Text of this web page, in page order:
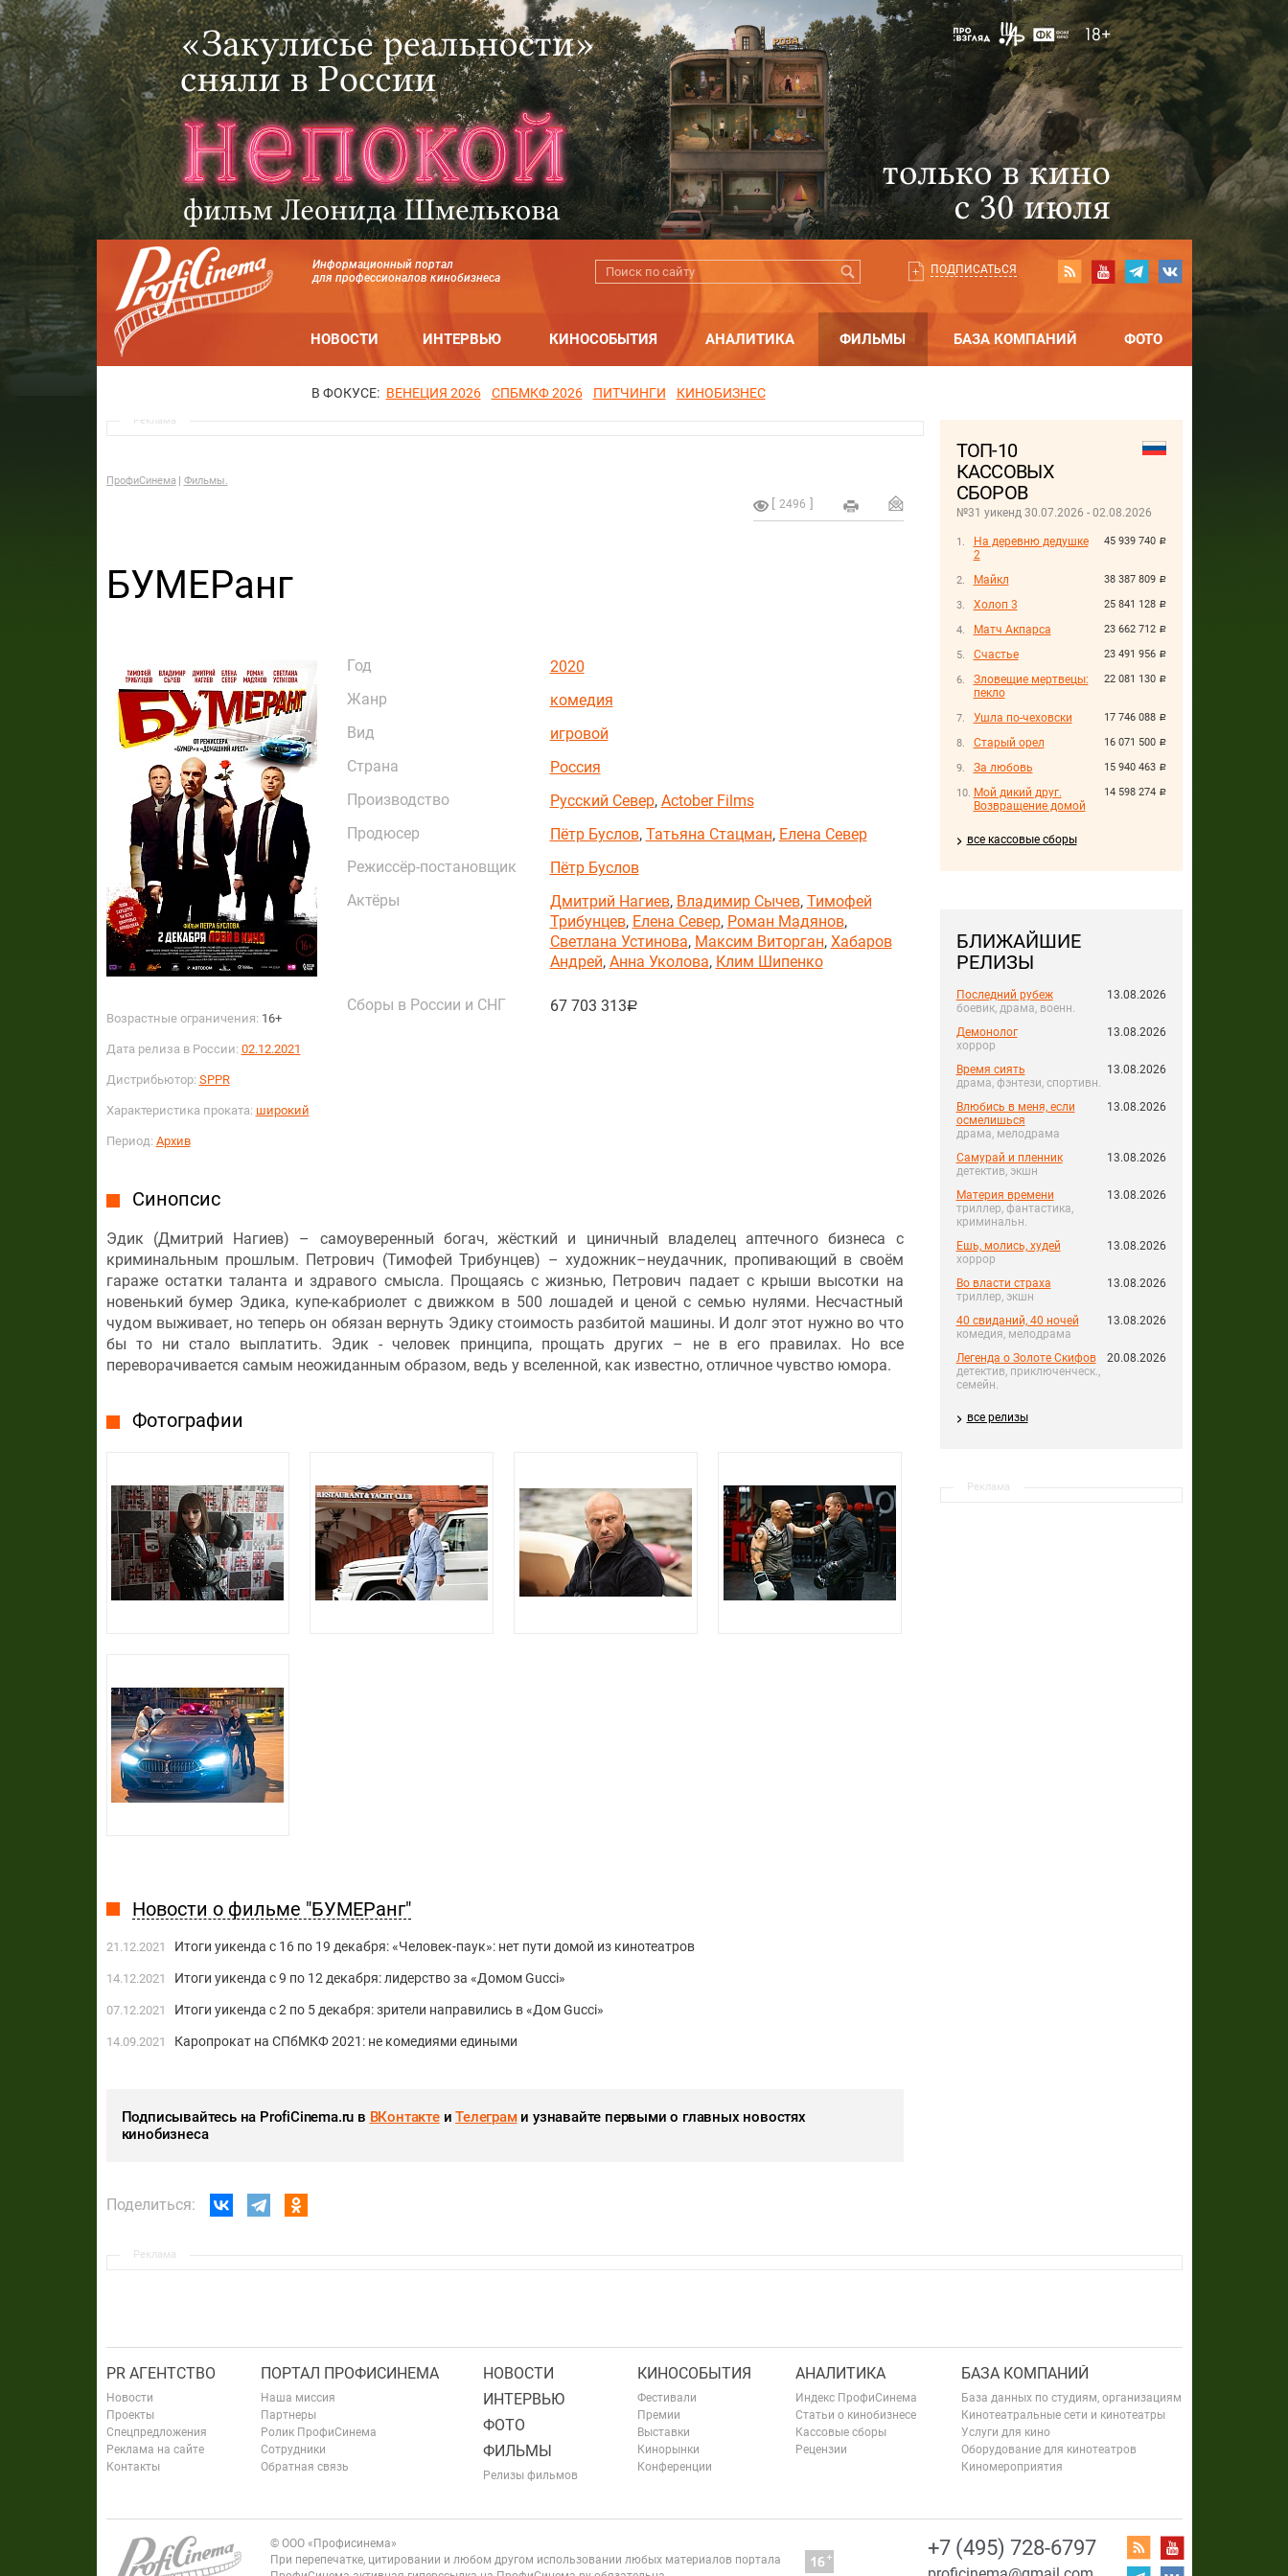
Информационный портал
для профессионалов кинобизнеса
ПОДПИСАТЬСЯ
НОВОСТИ ИНТЕРВЬЮ КИНОСОБЫТИЯ АНАЛИТИКА ФИЛЬМЫ БАЗА КОМПАНИЙ ФОТО
В ФОКУСЕ: ВЕНЕЦИЯ 2026 СПБМКФ 2026 ПИТЧИНГИ КИНОБИЗНЕС
ТОП-10
КАССОВЫХ
СБОРОВ
№31 уикенд 30.07.2026 - 02.08.2026
45 939 740 руб.
На деревню дедушке
2
38 387 809 руб.
Майкл
25 841 128 руб.
Холоп 3
23 662 712 руб.
Матч Акпарса
23 491 956 руб.
Счастье
22 081 130 руб.
Зловещие мертвецы:
пекло
17 746 088 руб.
Ушла по-чеховски
16 071 500 руб.
Старый орел
15 940 463 руб.
За любовь
14 598 274 руб.
Мой дикий друг.
Возвращение домой
все кассовые сборы
БЛИЖАЙШИЕ
РЕЛИЗЫ
Последний рубеж
боевик, драма, военн.
13.08.2026
Демонолог
хоррор
13.08.2026
Время сиять
драма, фэнтези, спортивн.
13.08.2026
Влюбись в меня, если
осмелишься
драма, мелодрама
13.08.2026
Самурай и пленник
детектив, экшн
13.08.2026
Материя времени
триллер, фантастика,
криминальн.
13.08.2026
Ешь, молись, худей
хоррор
13.08.2026
Во власти страха
триллер, экшн
13.08.2026
40 свиданий, 40 ночей
комедия, мелодрама
13.08.2026
Легенда о Золоте Скифов
детектив, приключенческ.,
семейн.
20.08.2026
все релизы
Реклама
Реклама
ПрофиСинема Фильмы.
2496
БУМЕРанг
Возрастные ограничения: 16+
Дата релиза в России: 02.12.2021
Дистрибьютор: SPPR
Характеристика проката: широкий
Период: Архив
Год
2020
Жанр
комедия
Вид
игровой
Страна
Россия
Производство
Русский Север, Actober Films
Продюсер
Пётр Буслов, Татьяна Стацман, Елена Север
Режиссёр-постановщик
Пётр Буслов
Актёры
Дмитрий Нагиев, Владимир Сычев, Тимофей
Трибунцев, Елена Север, Роман Мадянов,
Светлана Устинова, Максим Виторган, Хабаров
Андрей, Анна Уколова, Клим Шипенко
Сборы в России и СНГ 67 703 313руб.
Синопсис
Эдик (Дмитрий Нагиев) – самоуверенный богач, жёсткий и циничный владелец аптечного бизнеса с
криминальным прошлым. Петрович (Тимофей Трибунцев) – художник–неудачник, пропивающий в своём
гараже остатки таланта и здравого смысла. Прощаясь с жизнью, Петрович падает с крыши высотки на
новенький бумер Эдика, купе-кабриолет с движком в 500 лошадей и ценой с семью нулями. Несчастный
чудом выживает, но теперь он обязан вернуть Эдику стоимость разбитой машины. И долг этот нужно во что
бы то ни стало выплатить. Эдик - человек принципа, прощать других – не в его правилах. Но все
переворачивается самым неожиданным образом, ведь у вселенной, как известно, отличное чувство юмора.
Фотографии
Новости о фильме "БУМЕРанг"
21.12.2021 Итоги уикенда с 16 по 19 декабря: «Человек-паук»: нет пути домой из кинотеатров
14.12.2021 Итоги уикенда с 9 по 12 декабря: лидерство за «Домом Gucci»
07.12.2021 Итоги уикенда с 2 по 5 декабря: зрители направились в «Дом Gucci»
14.09.2021 Каропрокат на СПбМКФ 2021: не комедиями едиными
Подписывайтесь на ProfiCinema.ru в ВКонтактеиТелеграми узнавайте первыми о главных новостях
кинобизнеса
Поделиться:
Реклама
PR АГЕНТСТВО
Новости
Проекты
Спецпредложения
Реклама на сайте
Контакты
ПОРТАЛ ПРОФИСИНЕМА
Наша миссия
Партнеры
Ролик ПрофиСинема
Сотрудники
Обратная связь
НОВОСТИ
ИНТЕРВЬЮ
ФОТО
ФИЛЬМЫ
Релизы фильмов
КИНОСОБЫТИЯ
Фестивали
Премии
Выставки
Кинорынки
Конференции
АНАЛИТИКА
Индекс ПрофиСинема
Статьи о кинобизнесе
Кассовые сборы
Рецензии
БАЗА КОМПАНИЙ
База данных по студиям, организациям
Кинотеатральные сети и кинотеатры
Услуги для кино
Оборудование для кинотеатров
Киномероприятия
+7 (495) 728-6797
© ООО «Профисинема»
При перепечатке, цитировании и любом другом использовании любых материалов портала